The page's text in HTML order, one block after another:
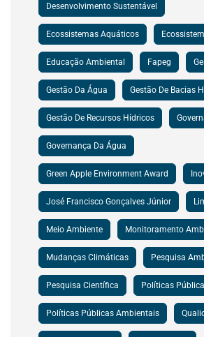
Desenvolvimento Sustentável
Ecossistemas Aquáticos
Educação Ambiental Fapeg
Gestão Da Água Gestão De Bacias
Gestão De Recursos Hídricos
Governança Da Água
Green Apple Environment Award
José Francisco Gonçalves Júnior
Meio Ambiente Monitoramento
Mudanças Climáticas Pesquisa
Pesquisa Científica Políticas
Políticas Públicas Ambientais